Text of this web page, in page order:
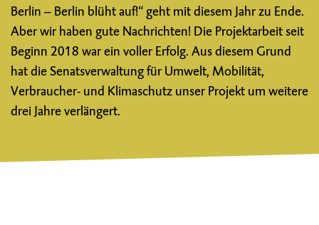
Berlin – Berlin blüht auf!“ geht mit diesem Jahr zu Ende.
Aber wir haben gute Nachrichten! Die Projektarbeit seit
Beginn 2018 war ein voller Erfolg. Aus diesem Grund
hat die Senatsverwaltung für Umwelt, Mobilität,
Verbraucher- und Klimaschutz unser Projekt um weitere
drei Jahre verlängert.